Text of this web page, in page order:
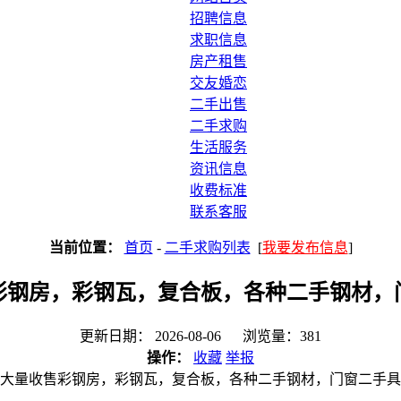
招聘信息
求职信息
房产租售
交友婚恋
二手出售
二手求购
生活服务
资讯信息
收费标准
联系客服
当前位置： 首页 - 二手求购列表 [我要发布信息]
钢房，彩钢瓦，复合板，各种二手钢材，
更新日期： 2026-08-06 浏览量：381
操作：
收藏 举报
大量收售彩钢房，彩钢瓦，复合板，各种二手钢材，门窗二手具